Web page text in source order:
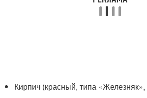
Кирпич (красный, типа «Железняк»,